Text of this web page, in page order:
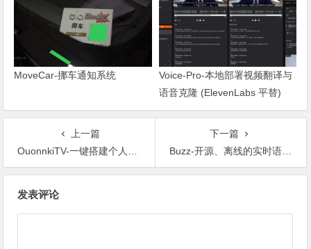
MoveCar-挪车通知系统
Voice-Pro-本地部署视频翻译与
语音克隆 (ElevenLabs 平替)
上一篇
OuonnkiTV-一键搭建个人影视站，支持Vercel自动部署
下一篇
Buzz-开源、离线的实时语音转文字工具
发表评论